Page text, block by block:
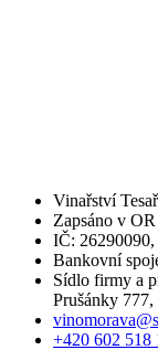
Vinařství
Zapsáno v
IČ:
Bankovní
Sídlo firmy a
Prušánky 777,
+420 602 518